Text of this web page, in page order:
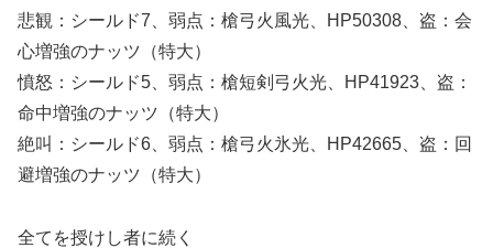
悲観：シールド7、弱点：槍弓火風光、HP50308、盗：会
心増強のナッツ（特大）
憤怒：シールド5、弱点：槍短剣弓火光、HP41923、盗：
命中増強のナッツ（特大）
絶叫：シールド6、弱点：槍弓火氷光、HP42665、盗：回
避増強のナッツ（特大）
全てを授けし者に続く